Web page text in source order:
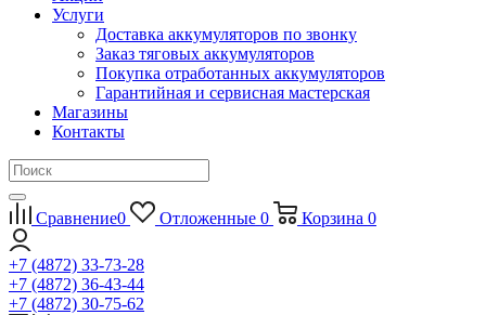
Услуги
Доставка аккумуляторов по звонку
Заказ тяговых аккумуляторов
Покупка отработанных аккумуляторов
Гарантийная и сервисная мастерская
Магазины
Контакты
Сравнение0 Отложенные 0 Корзина 0
+7 (4872) 33-73-28
+7 (4872) 36-43-44
+7 (4872) 30-75-62